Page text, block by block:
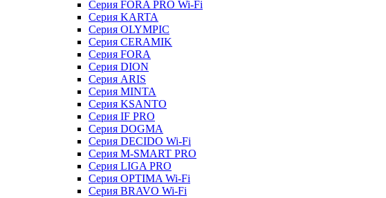
Серия FORA PRO Wi-Fi
Серия KARTA
Серия OLYMPIC
Серия CERAMIK
Серия FORA
Серия DION
Серия ARIS
Серия MINTA
Серия KSANTO
Серия IF PRO
Серия DOGMA
Серия DECIDO Wi-Fi
Серия M-SMART PRO
Серия LIGA PRO
Серия OPTIMA Wi-Fi
Серия BRAVO Wi-Fi